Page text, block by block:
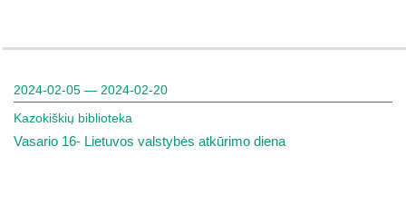
2024-02-05 — 2024-02-20
Kazokiškių biblioteka
Vasario 16- Lietuvos valstybės atkūrimo diena